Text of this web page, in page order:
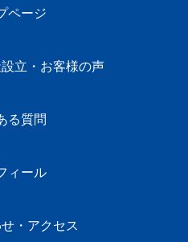
ページ
立・お客様の声
る質問
ィール
・アクセス